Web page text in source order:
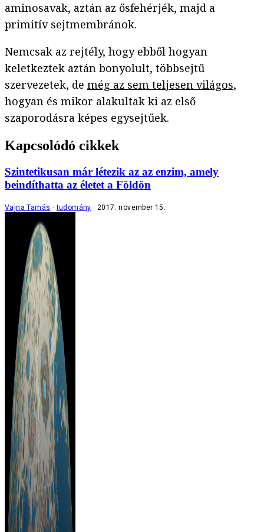
aminosavak, aztán az ősfehérjék, majd a
primitív sejtmembránok.
Nemcsak az rejtély, hogy ebből hogyan
keletkeztek aztán bonyolult, többsejtű
szervezetek, de még az sem teljesen világos,
hogyan és mikor alakultak ki az első
szaporodásra képes egysejtűek.
Kapcsolódó cikkek
Szintetikusan már létezik az az enzim, amely
beindíthatta az életet a Földön
Vajna Tamás tudomány 2017. november 15.